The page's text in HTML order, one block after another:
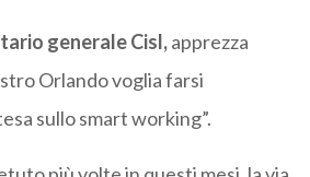
generale Cisl,apprezza
Orlando voglia farsi
sullo smart working”.